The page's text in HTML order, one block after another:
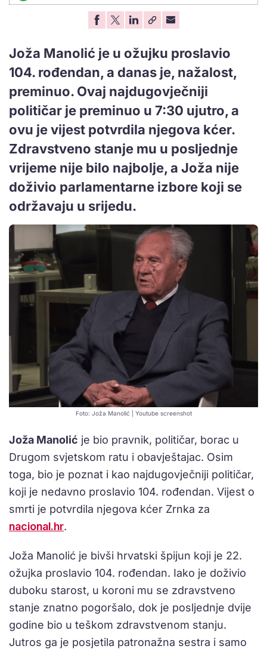
Joža Manolić je u ožujku proslavio
104. rođendan, a danas je, nažalost,
preminuo. Ovaj najdugovječniji
političar je preminuo u 7:30 ujutro, a
ovu je vijest potvrdila njegova kćer.
Zdravstveno stanje mu u posljednje
vrijeme nije bilo najbolje, a Joža nije
doživio parlamentarne izbore koji se
održavaju u srijedu.
Foto: Joža Manolić | Youtube screenshot
Joža Manolić je bio pravnik, političar, borac u
Drugom svjetskom ratu i obavještajac. Osim
toga, bio je poznat i kao najdugovječniji političar,
koji je nedavno proslavio 104. rođendan. Vijest o
smrti je potvrdila njegova kćer Zrnka za
nacional.hr.
Joža Manolić je bivši hrvatski špijun koji je 22.
ožujka proslavio 104. rođendan. Iako je doživio
duboku starost, u koroni mu se zdravstveno
stanje znatno pogoršalo, dok je posljednje dvije
godine bio u teškom zdravstvenom stanju.
Jutros ga je posjetila patronažna sestra i samo